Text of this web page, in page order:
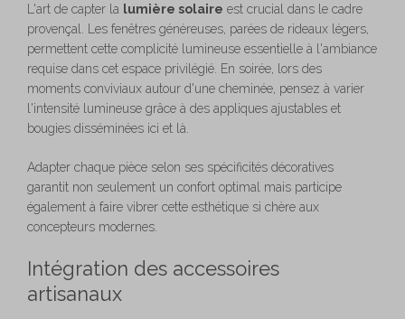
L'art de capter la lumière solaire est crucial dans le cadre
provençal. Les fenêtres généreuses, parées de rideaux légers,
permettent cette complicité lumineuse essentielle à l'ambiance
requise dans cet espace privilégié. En soirée, lors des
moments conviviaux autour d'une cheminée, pensez à varier
l'intensité lumineuse grâce à des appliques ajustables et
bougies disséminées ici et là.
Adapter chaque pièce selon ses spécificités décoratives
garantit non seulement un confort optimal mais participe
également à faire vibrer cette esthétique si chère aux
concepteurs modernes.
Intégration des accessoires
artisanaux